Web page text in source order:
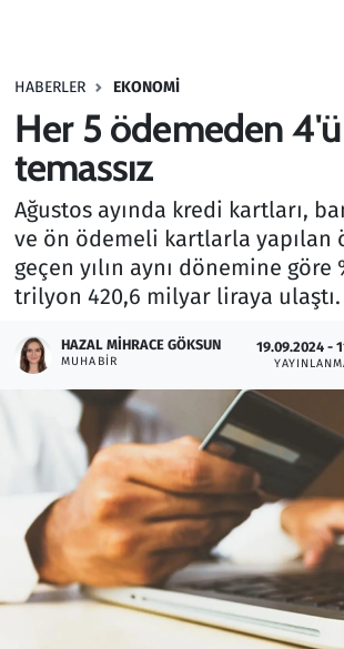
HABERLER EKONOMI
Her 5 ödemeden 4'ü
temassız
Ağustos ayında kredi kartları,
ve ön ödemeli kartlarla yapılan
geçen yılın aynı dönemine göre
trilyon 420,6 milyar liraya ulaştı.
HAZAL MIHRACE GÖKSUN
MUHABIR
19.09.2024 -
Haber
Kurumsal Haberler
Lezzet Durağı
Oyun
Ramazan
Resmi İlanlar
Rüya Tabirleri